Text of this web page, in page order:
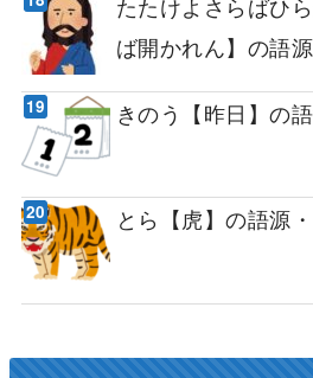
ば開かれん】の語
きのう【昨日】の
とら【虎】の語源